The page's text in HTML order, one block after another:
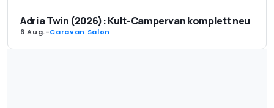
Adria Twin (2026): Kult-Campervan komplett neu
6 Aug.-Caravan Salon